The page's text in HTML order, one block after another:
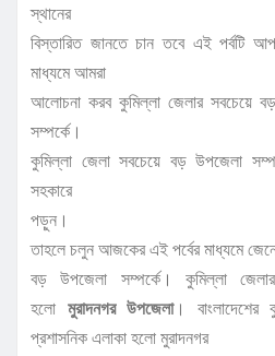
স্থানের
বিস্তারিত জানতে চান তবে এই পর্বটি
মাধ্যমে আমরা
আলোচনা করব কুমিল্লা জেলার সবচেয়ে
সম্পর্কে।
কুমিল্লা জেলা সবচেয়ে বড় উপজেলা
সহকারে
পড়ুন।
তাহলে চলুন আজকের এই পর্বের মাধ্যমে
বড় উপজেলা সম্পর্কে। কুমিল্লা
হলো মুরাদনগর উপজেলা। বাংলাদেশের
প্রশাসনিক এলাকা হলো মুরাদনগর